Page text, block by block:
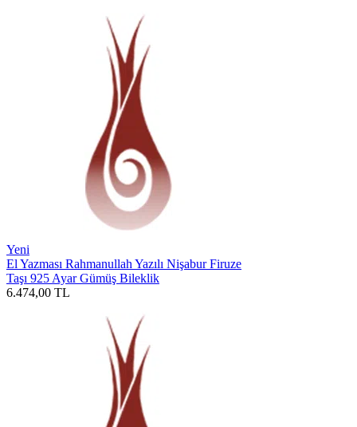
Yeni
El Yazması Rahmanullah Yazılı Nişabur Firuze
Taşı 925 Ayar Gümüş Bileklik
6.474,00 TL